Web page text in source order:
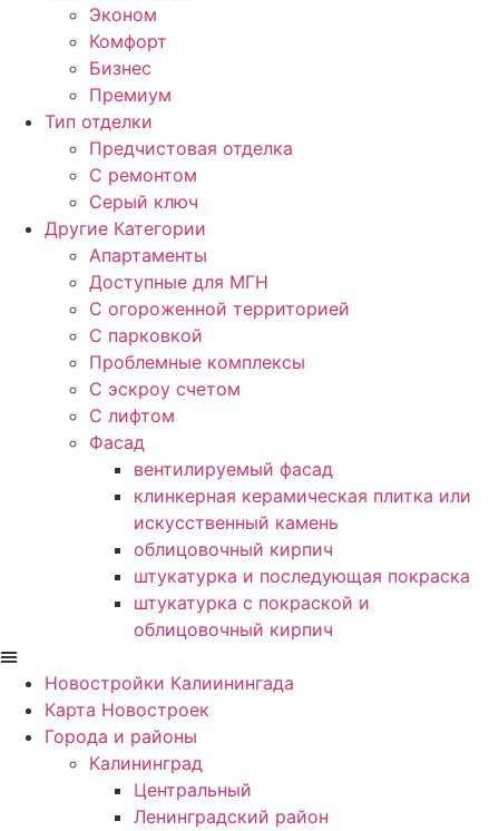
Эконом
Комфорт
Бизнес
Премиум
Тип отделки
Предчистовая отделка
С ремонтом
Серый ключ
Другие Категории
Апартаменты
Доступные для МГН
С огороженной территорией
С парковкой
Проблемные комплексы
С эскроу счетом
С лифтом
Фасад
вентилируемый фасад
клинкерная керамическая плитка или
искусственный камень
облицовочный кирпич
штукатурка и последующая покраска
штукатурка с покраской и
облицовочный кирпич
Новостройки Калиинингада
Карта Новостроек
Города и районы
Калининград
Центральный
Ленинградский район